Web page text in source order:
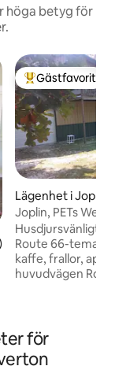
höga betyg för
Populär
Gästfavorit
Lägenhet i Joplin
Joplin, PETs
superrent
Husdjursvänligt.
Route 66-tema …
kaffe, frallor,
huvudvägen
hela Route 66
Kalifornien till
för